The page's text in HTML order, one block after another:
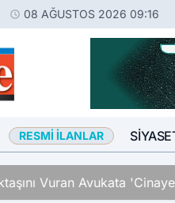
08 AĞUSTOS 2026 09:16
RESMI İLANLAR
Vuran Avukata